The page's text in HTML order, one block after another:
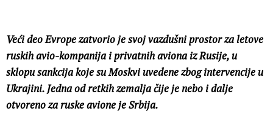
Veći deo Evrope zatvorio je svoj vazdušni prostor za letove
ruskih avio-kompanija i privatnih aviona iz Rusije, u
sklopu sankcija koje su Moskvi uvedene zbog intervencije u
Ukrajini. Jedna od retkih zemalja čije je nebo i dalje
otvoreno za ruske avione je Srbija.